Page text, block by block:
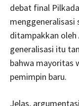
debat final
menggeneralisasi
ditampakkan oleh
generalisasi itu
bahwa mayoritas
pemimpin baru.
Jelas,